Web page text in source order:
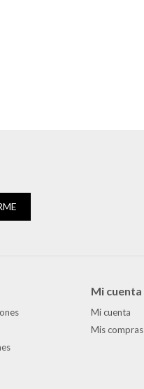
Mi cuenta
Mi cuenta
Mis compras